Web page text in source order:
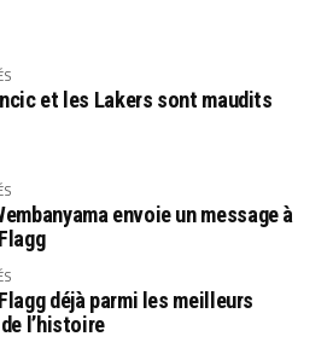
et les Lakers sont maudits
envoie un message à
déjà parmi les meilleurs
l’histoire